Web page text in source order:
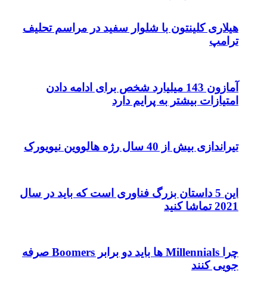
هیلاری کلینتون با شلوار سفید در مراسم تحلیف
ترامپ
آمازون 143 میلیارد شخص برای ادامه دادن
امتیازات بیشتر به پرایم دارد
تیراندازی بیش از 40 سال رژه هالووین نیویورک
این 5 داستان بزرگ فناوری است که باید در سال
2021 تماشا کنید
چرا Millennials ها باید دو برابر Boomers صرفه
جویی کنند